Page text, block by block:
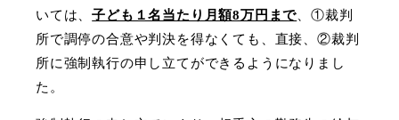
いては、子ども１名当たり月額8万円まで 、①裁判
所で調停の合意や判決を得なくても、直接、②裁判
所に強制執行の申し立てができるようになりまし
た。